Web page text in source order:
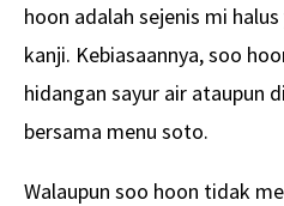
hoon adalah sejenis mi
kanji. Kebiasaannya, soo
hidangan sayur air ataupun
bersama menu soto.
Walaupun soo hoon tidak